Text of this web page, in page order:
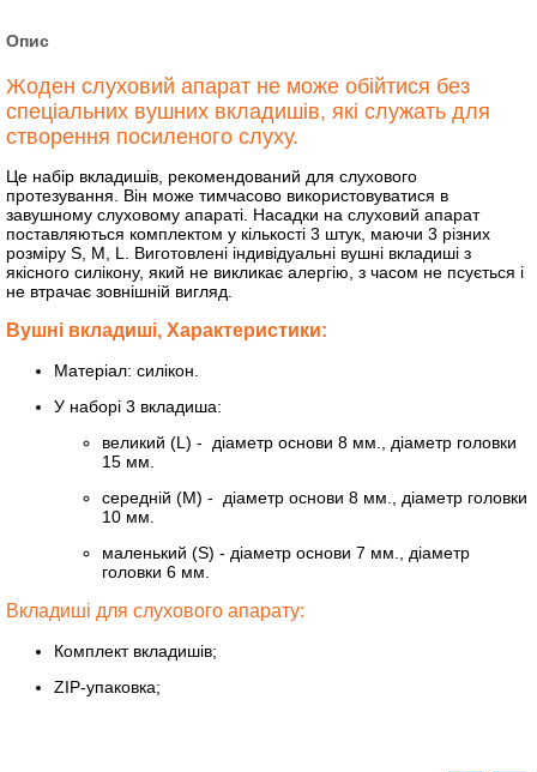
Опис
Жоден слуховий апарат не може обійтися без
спеціальних вушних вкладишів, які служать для
створення посиленого слуху.
Це набір вкладишів, рекомендований для слухового
протезування. Він може тимчасово використовуватися в
завушному слуховому апараті. Насадки на слуховий апарат
поставляються комплектом у кількості 3 штук, маючи 3 різних
розміру S, M, L. Виготовлені індивідуальні вушні вкладиші з
якісного силікону, який не викликає алергію, з часом не псується і
не втрачає зовнішній вигляд.
Вушні вкладиші, Характеристики:
Матеріал: силікон.
У наборі 3 вкладиша:
великий (L) - діаметр основи 8 мм., діаметр головки
15 мм.
середній (M) - діаметр основи 8 мм., діаметр головки
10 мм.
маленький (S) - діаметр основи 7 мм., діаметр
головки 6 мм.
Вкладиші для слухового апарату:
Комплект вкладишів;
ZIP-упаковка;